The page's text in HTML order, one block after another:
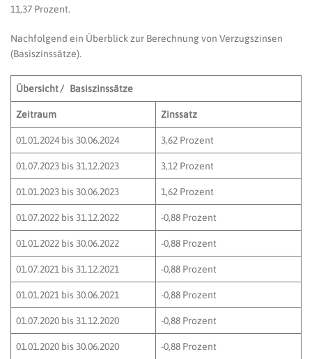
11,37 Prozent.
Nachfolgend ein Überblick zur Berechnung von Verzugszinsen
(Basiszinssätze).
Übersicht / Basiszinssätze
Zeitraum Zinssatz
01.01.2024 bis 30.06.2024 3,62 Prozent
01.07.2023 bis 31.12.2023 3,12 Prozent
01.01.2023 bis 30.06.2023 1,62 Prozent
01.07.2022 bis 31.12.2022 -0,88 Prozent
01.01.2022 bis 30.06.2022 -0,88 Prozent
01.07.2021 bis 31.12.2021 -0,88 Prozent
01.01.2021 bis 30.06.2021 -0,88 Prozent
01.07.2020 bis 31.12.2020 -0,88 Prozent
01.01.2020 bis 30.06.2020 -0,88 Prozent